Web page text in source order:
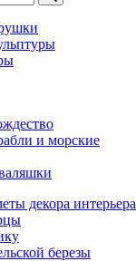
и морские
декора интерьера
березы